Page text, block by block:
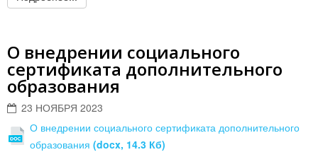
О внедрении социального
сертификата дополнительного
образования
23 НОЯБРЯ 2023
О внедрении социального сертификата дополнительного
образования (docx, 14.3 Кб)